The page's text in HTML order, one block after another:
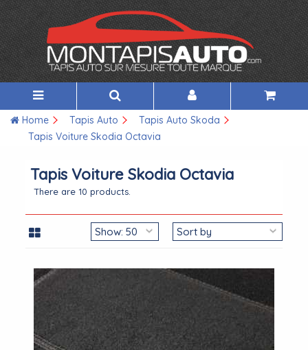
Home Tapis Auto
Tapis Auto Skoda
Tapis Voiture Skodia Octavia
Tapis Voiture Skodia Octavia
There are 10 products.